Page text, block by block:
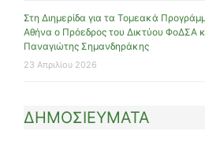
Στη Διημερίδα για τα Τομεακά
Αθήνα ο Πρόεδρος του Δικτύου ΦοΔΣΑ
Παναγιώτης Σημανδηράκης
23 Απριλίου 2026
ΔΗΜΟΣΙΕΥΜΑΤΑ